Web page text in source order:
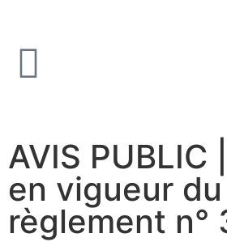
AVIS PUBLIC
en vigueur du
règlement n°